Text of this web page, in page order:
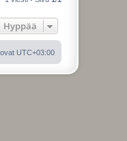
ö
Hyppää
UTC+03:00